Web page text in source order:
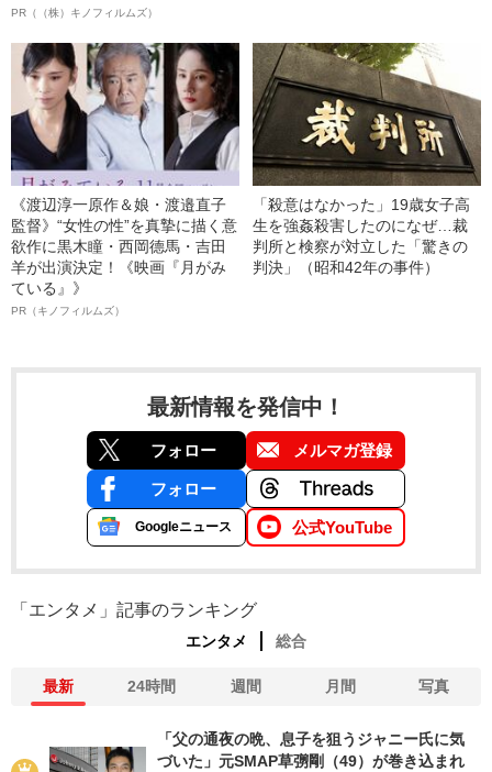
PR（（株）キノフィルムズ）
《渡辺淳一原作＆娘・渡邉直子
監督》“女性の性”を真摯に描く意
欲作に黒木瞳・西岡德馬・吉田
羊が出演決定！《映画『月がみ
ている』》
PR（キノフィルムズ）
「殺意はなかった」19歳女子高
生を強姦殺害したのになぜ…裁
判所と検察が対立した「驚きの
判決」（昭和42年の事件）
最新情報を発信中！
フォロー メルマガ登録
フォロー
Googleニュース 公式YouTube
「エンタメ」記事のランキング
エンタメ 総合
最新 24時間 週間 月間 写真
「父の通夜の晩、息子を狙うジャニー氏に気
づいた」元SMAP草彅剛（49）が巻き込まれ